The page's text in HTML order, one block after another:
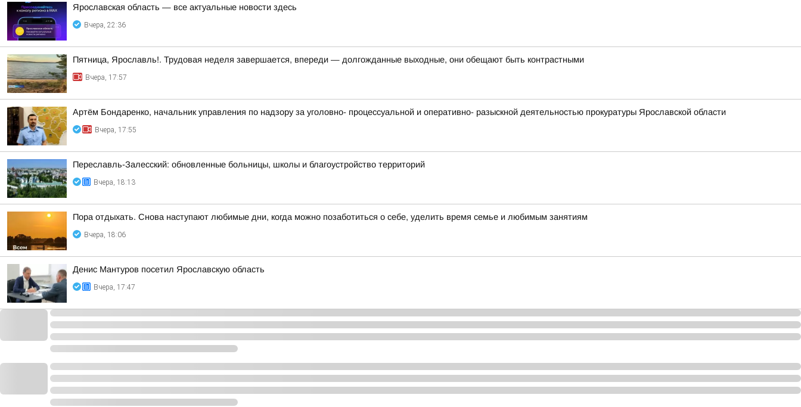
Ярославская область — все актуальные новости здесь
Вчера, 22:36
Пятница, Ярославль!. Трудовая неделя завершается, впереди — долгожданные выходные, они обещают быть контрастными
Вчера, 17:57
Артём Бондаренко, начальник управления по надзору за уголовно- процессуальной и оперативно- разыскной деятельностью прокуратуры Ярославской области
Вчера, 17:55
Переславль-Залесский: обновленные больницы, школы и благоустройство территорий
Вчера, 18:13
Пора отдыхать. Снова наступают любимые дни, когда можно позаботиться о себе, уделить время семье и любимым занятиям
Вчера, 18:06
Денис Мантуров посетил Ярославскую область
Вчера, 17:47